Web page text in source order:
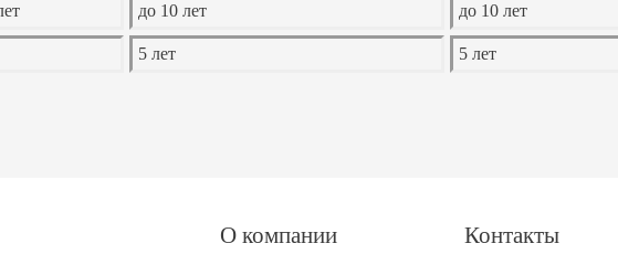
до 10 лет до 10 лет
5 лет 5 лет
О компании Контакты